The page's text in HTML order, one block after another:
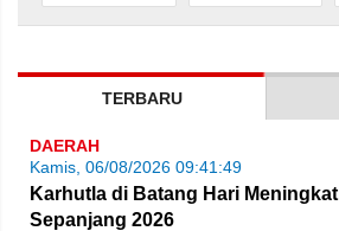
TERBARU
DAERAH
Kamis, 06/08/2026 09:41:49
Karhutla di Batang Hari Meningkat
Sepanjang 2026